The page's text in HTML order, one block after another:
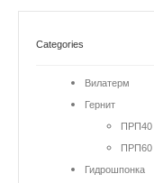
Categories
Вилатерм
Гернит
ПРП40
ПРП60
Гидрошпонка